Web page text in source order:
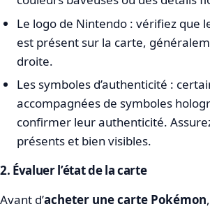
Le logo de Nintendo : vérifiez que
est présent sur la carte,
droite.
Les symboles d’authenticité :
accompagnées de symboles
confirmer leur authenticité.
présents et bien visibles.
2. Évaluer l’état de la carte
Avant d’acheter une carte Pokémon